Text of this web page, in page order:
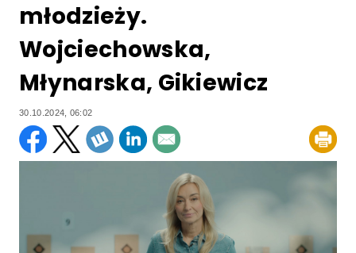
młodzieży.
Wojciechowska,
Młynarska, Gikiewicz
30.10.2024, 06:02